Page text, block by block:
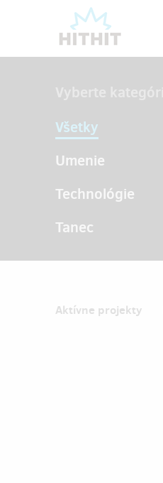
Všetky
Umenie
Technológie
Tanec
Aktívne projekty